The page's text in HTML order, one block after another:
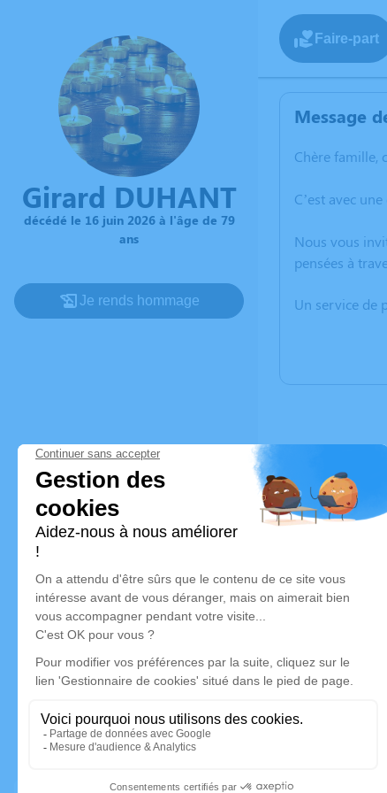
Girard DUHANT
décédé le 16 juin 2026 à l'âge de 79
ans
Je rends hommage
Faire-part
Message
Chère famille,
C’est avec
Nous vous
pensées à
Un service de
Déroulé
Le